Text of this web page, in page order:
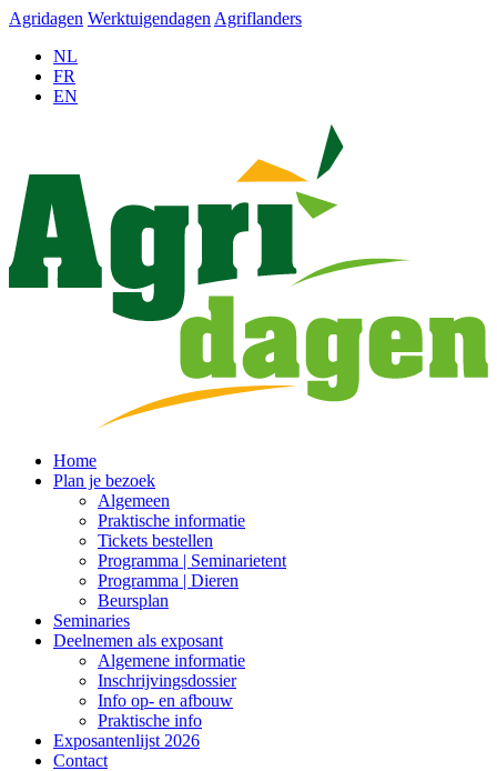
Agridagen Werktuigendagen Agriflanders
NL
FR
EN
Home
Plan je bezoek
Algemeen
Praktische informatie
Tickets bestellen
Programma | Seminarietent
Programma | Dieren
Beursplan
Seminaries
Deelnemen als exposant
Algemene informatie
Inschrijvingsdossier
Info op- en afbouw
Praktische info
Exposantenlijst 2026
Contact